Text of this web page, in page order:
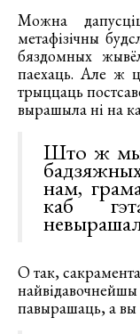
Можна
метафізічны
бяздомных
паехаць. Але ж
трыццаць
вырашыла ні на
Што ж мы
нам,
каб
О так,
павырашаць, а